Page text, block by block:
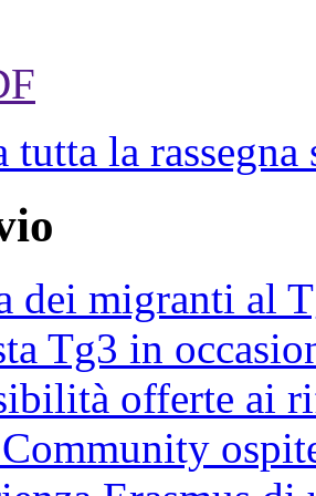
la rassegna
dei migranti al
Tg3 in
offerte ai